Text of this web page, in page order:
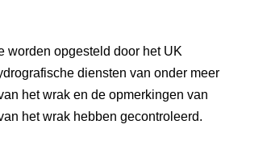
opgesteld door het UK
diensten van onder meer
het wrak en de opmerkingen van
het wrak hebben gecontroleerd.